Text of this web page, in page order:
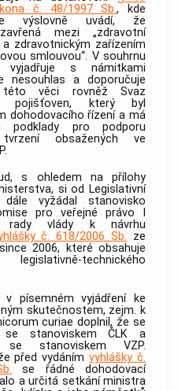
č. 48/1997 Sb., kde
výslovně uvádí, že
mezi „zdravotní
zdravotnickým zařízením
smlouvou“. V souhrnu
s námitkami
nesouhlas a doporučuje
věci rovněž Svaz
pojišťoven, který byl
dohodovacího řízení a má
podklady pro podporu
tvrzení obsažených ve
, s ohledem na přílohy
si od Legislativní
vyžádal stanovisko
pro veřejné právo I
rady vlády k návrhu
č. 618/2006 Sb. ze
2006, které obsahuje
legislativně-technického
v písemném vyjádření ke
skutečnostem, zejm. k
curiae doplnil, že se
se stanoviskem ČLK a
se stanoviskem VZP.
před vydánímvyhlášky č.
se řádné dohodovací
a určitá setkání ministra